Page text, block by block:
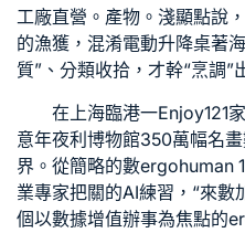
工廠直營 。產物。淺顯點說
的漁獲，混淆電動升降桌著
質”、分類收拾，才幹“烹調”
在上海臨港一Enjoy121
意年夜利博物館350萬幅名
界。從簡略的數ergohuman
業專家把關的AI練習，“來數
個以數據增值辦事為焦點的